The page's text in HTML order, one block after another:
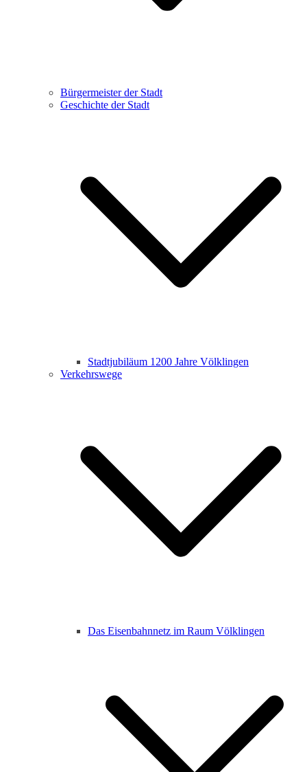
Bürgermeister der Stadt
Geschichte der Stadt
Stadtjubiläum 1200 Jahre Völklingen
Verkehrswege
Das Eisenbahnnetz im Raum Völklingen